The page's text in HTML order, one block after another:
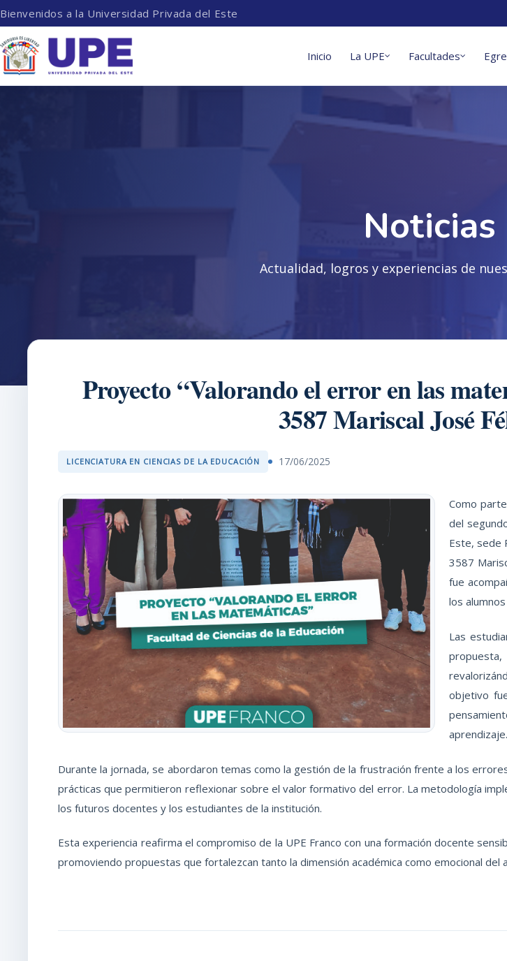
Bienvenidos a la Universidad Privada del Este
Inicio La UPE Facultades
Noticias
Actualidad, logros y experiencias de
Proyecto “Valorando el error en las
3587 Mariscal José
LICENCIATURA EN CIENCIAS DE LA EDUCACIÓN 17/06/2025
Como
del
Este, sede
3587
fue
los
Las
objetivo
aprendizaje.
Durante la jornada, se abordaron temas como la gestión de la frustración frente a los
prácticas que permitieron reflexionar sobre el valor formativo del error. La metodología
los futuros docentes y los estudiantes de la institución.
Esta experiencia reafirma el compromiso de la UPE Franco con una formación docente
promoviendo propuestas que fortalezcan tanto la dimensión académica como emocional del